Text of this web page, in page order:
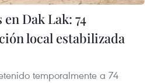
Dak Lak: 74
local estabilizada
temporalmente a 74